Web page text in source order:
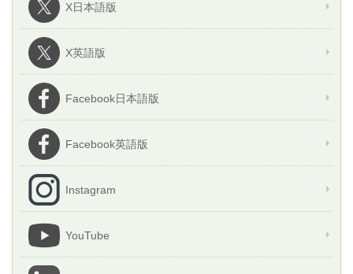
X日本語版
X英語版
Facebook日本語版
Facebook英語版
Instagram
YouTube